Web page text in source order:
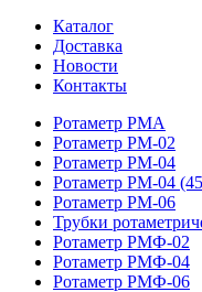
Каталог
Доставка
Новости
Контакты
Ротаметр РМА
Ротаметр РМ-02
Ротаметр РМ-04
Ротаметр РМ-04
Ротаметр РМ-06
Трубки
Ротаметр РМФ-02
Ротаметр РМФ-04
Ротаметр РМФ-06